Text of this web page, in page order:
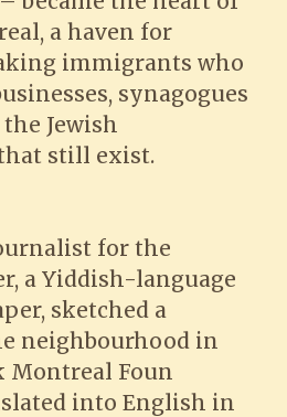
a haven for
immigrants who
synagogues
Jewish
still exist.
for the
a Yiddish-language
sketched a
neighbourhood in
Montreal Foun
into English in